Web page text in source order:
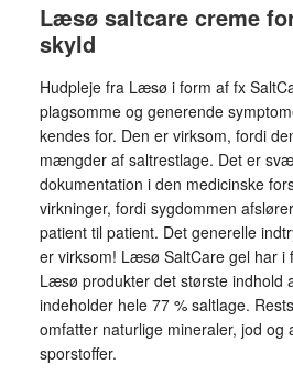
Læsø saltcare creme
skyld
Hudpleje fra Læsø i form af fx
plagsomme og generende
kendes for. Den er virksom, fordi
mængder af saltrestlage. Det er
dokumentation i den medicinske
virkninger, fordi sygdommen
patient til patient. Det generelle
er virksom! Læsø SaltCare gel har i
Læsø produkter det største indhold
indeholder hele 77 % saltlage.
omfatter naturlige mineraler, jod og
sporstoffer.